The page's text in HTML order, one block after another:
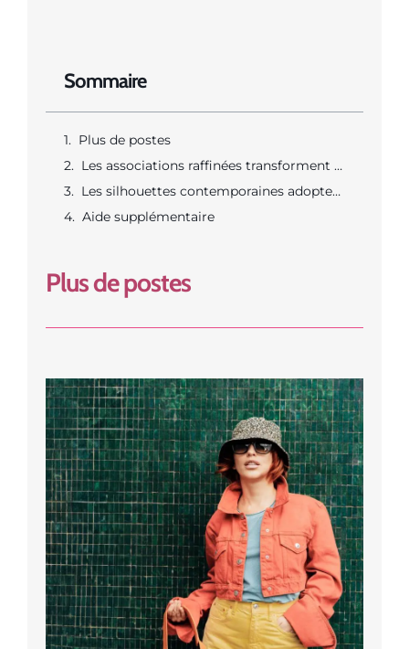
Sommaire
Plus de postes
Les associations raffinées transforment le denim en une tenue de bureau sophistiquée
Les silhouettes contemporaines adoptent le total look denim pour une allure audacieuse
Aide supplémentaire
Plus de postes